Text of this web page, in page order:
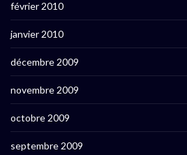
février 2010
janvier 2010
décembre 2009
novembre 2009
octobre 2009
septembre 2009